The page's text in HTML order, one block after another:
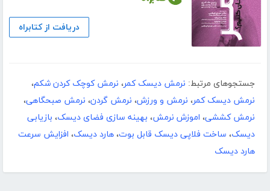
دریافت از کتابراه
جستجوهای مرتبط: نرمش دیسک کمر، نرمش کوچک کردن شکم،
نرمش دیسک کمر، نرمش و ورزش، نرمش گردن، نرمش صبحگاهی،
نرمش کششی، اموزش نرمش، بهینه سازی فضای دیسک، بازیابی
دیسک، ساخت فلاپی دیسک قابل بوت، هارد دیسک، افزایش سرعت
هارد دیسک